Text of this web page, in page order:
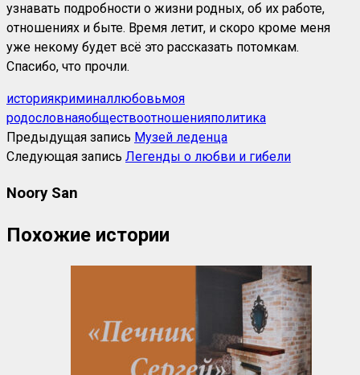
узнавать подробности о жизни родных, об их работе,
отношениях и быте. Время летит, и скоро кроме меня
уже некому будет всё это рассказать потомкам.
Спасибо, что прочли.
историякриминаллюбовьмоя
родословнаяобществоотношенияполитика
Предыдущая запись Музей леденца
Следующая запись Легенды о любви и гибели
Noory San
Похожие истории